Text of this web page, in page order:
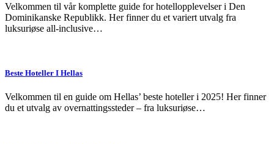
Velkommen til vår komplette guide for hotellopplevelser i Den
Dominikanske Republikk. Her finner du et variert utvalg fra
luksuriøse all-inclusive…
Beste Hoteller I Hellas
Velkommen til en guide om Hellas’ beste hoteller i 2025! Her finner
du et utvalg av overnattingssteder – fra luksuriøse…